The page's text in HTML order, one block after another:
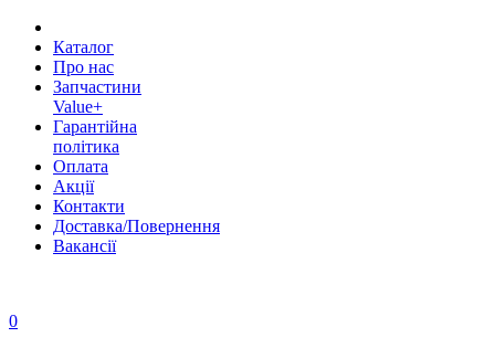
Каталог
Про нас
Запчастини
Value+
Гарантійна
політика
Оплата
Акції
Контакти
Доставка/Повернення
Вакансії
0